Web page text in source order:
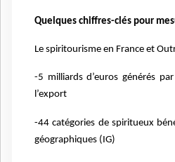
Quelques chiffres-clés pour
Le spiritourisme en France et
-5 milliards d’euros générés
l’export
-44 catégories de spiritueux
géographiques (IG)